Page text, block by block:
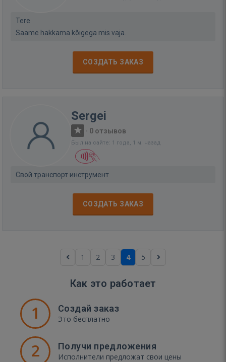
Tere
Saame hakkama kõigega mis vaja.
СОЗДАТЬ ЗАКАЗ
Sergei
· 0 отзывов
Был на сайте: 1 года, 1 м. назад
Свой транспорт инструмент
СОЗДАТЬ ЗАКАЗ
1 2 3 4 5
Как это работает
1 Создай заказ
Это бесплатно
2 Получи предложения
Исполнители предложат свои цены